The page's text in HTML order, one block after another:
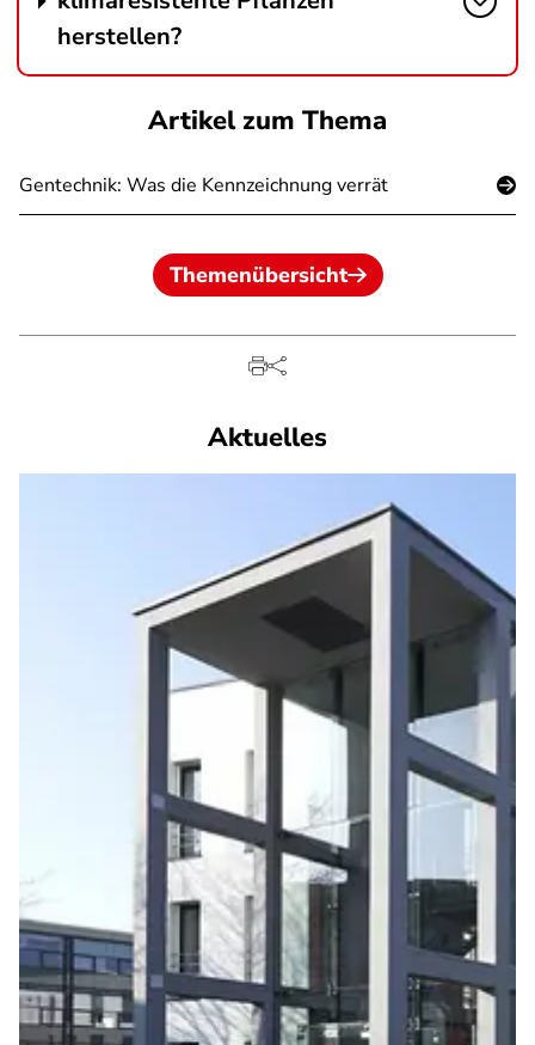
herstellen?
Artikel zum Thema
Gentechnik: Was die Kennzeichnung verrät
Themenübersicht
Aktuelles